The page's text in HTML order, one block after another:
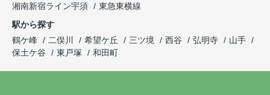
湘南新宿ライン宇須
東急東横線
駅から探す
鶴ケ峰
二俣川 希望ケ丘 三ツ境 西谷 弘明寺
山手
保土ケ谷
東戸塚 和田町